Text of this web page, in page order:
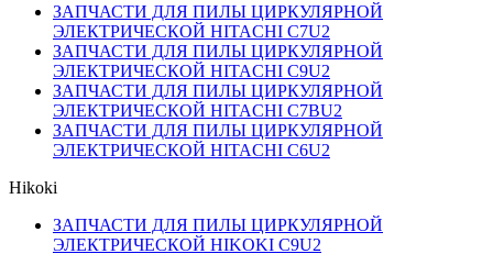
ЗАПЧАСТИ ДЛЯ ПИЛЫ ЦИРКУЛЯРНОЙ
ЭЛЕКТРИЧЕСКОЙ HITACHI C7U2
ЗАПЧАСТИ ДЛЯ ПИЛЫ ЦИРКУЛЯРНОЙ
ЭЛЕКТРИЧЕСКОЙ HITACHI C9U2
ЗАПЧАСТИ ДЛЯ ПИЛЫ ЦИРКУЛЯРНОЙ
ЭЛЕКТРИЧЕСКОЙ HITACHI C7BU2
ЗАПЧАСТИ ДЛЯ ПИЛЫ ЦИРКУЛЯРНОЙ
ЭЛЕКТРИЧЕСКОЙ HITACHI C6U2
Hikoki
ЗАПЧАСТИ ДЛЯ ПИЛЫ ЦИРКУЛЯРНОЙ
ЭЛЕКТРИЧЕСКОЙ HIKOKI C9U2